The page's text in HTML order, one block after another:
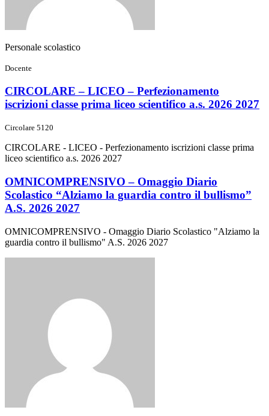
Personale scolastico
Docente
CIRCOLARE – LICEO – Perfezionamento
iscrizioni classe prima liceo scientifico a.s. 2026 2027
Circolare 5120
CIRCOLARE - LICEO - Perfezionamento iscrizioni classe prima
liceo scientifico a.s. 2026 2027
OMNICOMPRENSIVO – Omaggio Diario
Scolastico “Alziamo la guardia contro il bullismo”
A.S. 2026 2027
OMNICOMPRENSIVO - Omaggio Diario Scolastico "Alziamo la
guardia contro il bullismo" A.S. 2026 2027